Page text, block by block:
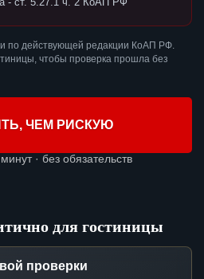
по действующей редакции КоАП РФ.
чтобы проверка прошла без
ЧЕМ РИСКУЮ
· без обязательств
для гостиницы
проверки